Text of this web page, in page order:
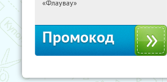
«Флаувау»
Промокод